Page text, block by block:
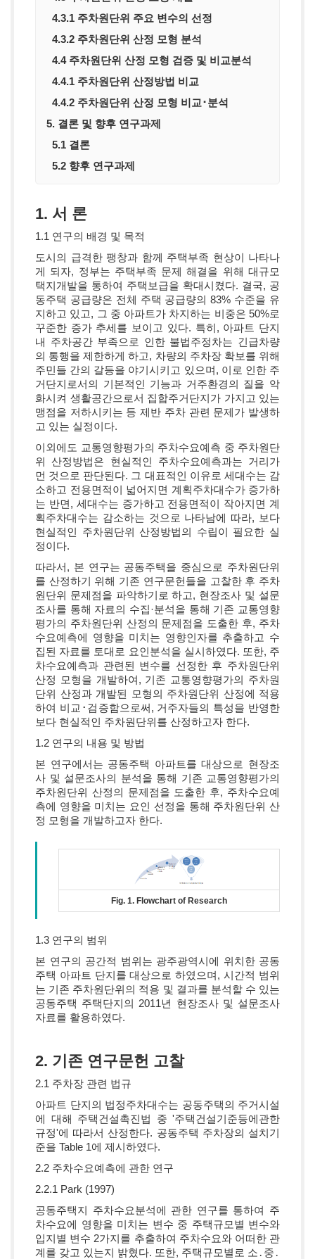
4.3.1 주차원단위 주요 변수의 선정
4.3.2 주차원단위 산정 모형 분석
4.4 주차원단위 산정 모형 검증 및 비교분석
4.4.1 주차원단위 산정방법 비교
4.4.2 주차원단위 산정 모형 비교･분석
5. 결론 및 향후 연구과제
5.1 결론
5.2 향후 연구과제
1. 서 론
1.1 연구의 배경 및 목적
도시의 급격한 팽창과 함께 주택부족 현상이 나타나
게 되자, 정부는 주택부족 문제 해결을 위해 대규모
택지개발을 통하여 주택보급을 확대시켰다. 결국, 공
동주택 공급량은 전체 주택 공급량의 83% 수준을 유
지하고 있고, 그 중 아파트가 차지하는 비중은 50%로
꾸준한 증가 추세를 보이고 있다. 특히, 아파트 단지
내 주차공간 부족으로 인한 불법주정차는 긴급차량
의 통행을 제한하게 하고, 차량의 주차장 확보를 위해
주민들 간의 갈등을 야기시키고 있으며, 이로 인한 주
거단지로서의 기본적인 기능과 거주환경의 질을 악
화시켜 생활공간으로서 집합주거단지가 가지고 있는
맹점을 저하시키는 등 제반 주차 관련 문제가 발생하
고 있는 실정이다.
이외에도 교통영향평가의 주차수요예측 중 주차원단
위 산정방법은 현실적인 주차수요예측과는 거리가
먼 것으로 판단된다. 그 대표적인 이유로 세대수는 감
소하고 전용면적이 넓어지면 계획주차대수가 증가하
는 반면, 세대수는 증가하고 전용면적이 작아지면 계
획주차대수는 감소하는 것으로 나타남에 따라, 보다
현실적인 주차원단위 산정방법의 수립이 필요한 실
정이다.
따라서, 본 연구는 공동주택을 중심으로 주차원단위
를 산정하기 위해 기존 연구문헌들을 고찰한 후 주차
원단위 문제점을 파악하기로 하고, 현장조사 및 설문
조사를 통해 자료의 수집·분석을 통해 기존 교통영향
평가의 주차원단위 산정의 문제점을 도출한 후, 주차
수요예측에 영향을 미치는 영향인자를 추출하고 수
집된 자료를 토대로 요인분석을 실시하였다. 또한, 주
차수요예측과 관련된 변수를 선정한 후 주차원단위
산정 모형을 개발하여, 기존 교통영향평가의 주차원
단위 산정과 개발된 모형의 주차원단위 산정에 적용
하여 비교･검증함으로써, 거주자들의 특성을 반영한
보다 현실적인 주차원단위를 산정하고자 한다.
1.2 연구의 내용 및 방법
본 연구에서는 공동주택 아파트를 대상으로 현장조
사 및 설문조사의 분석을 통해 기존 교통영향평가의
주차원단위 산정의 문제점을 도출한 후, 주차수요예
측에 영향을 미치는 요인 선정을 통해 주차원단위 산
정 모형을 개발하고자 한다.
Fig. 1. Flowchart of Research
1.3 연구의 범위
본 연구의 공간적 범위는 광주광역시에 위치한 공동
주택 아파트 단지를 대상으로 하였으며, 시간적 범위
는 기존 주차원단위의 적용 및 결과를 분석할 수 있는
공동주택 주택단지의 2011년 현장조사 및 설문조사
자료를 활용하였다.
2. 기존 연구문헌 고찰
2.1 주차장 관련 법규
아파트 단지의 법정주차대수는 공동주택의 주거시설
에 대해 주택건설촉진법 중 '주택건설기준등에관한
규정'에 따라서 산정한다. 공동주택 주차장의 설치기
준을 Table 1에 제시하였다.
2.2 주차수요예측에 관한 연구
2.2.1 Park (1997)
공동주택지 주차수요분석에 관한 연구를 통하여 주
차수요에 영향을 미치는 변수 중 주택규모별 변수와
입지별 변수 2가지를 추출하여 주차수요와 어떠한 관
계를 갖고 있는지 밝혔다. 또한, 주택규모별로 소․중․